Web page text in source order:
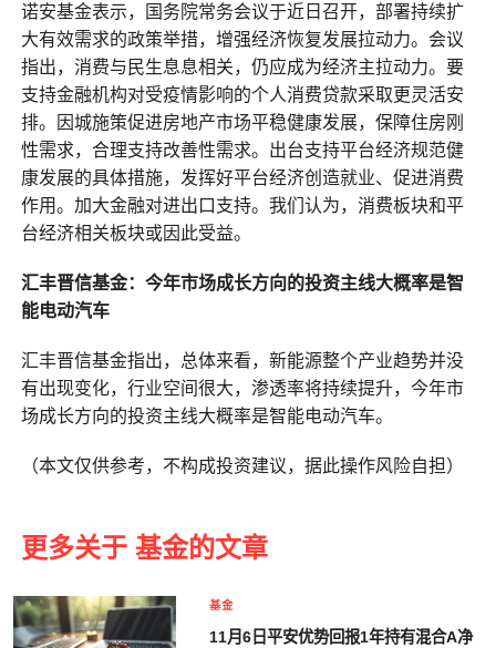
诺安基金表示，国务院常务会议于近日召开，部署持续扩
大有效需求的政策举措，增强经济恢复发展拉动力。会议
指出，消费与民生息息相关，仍应成为经济主拉动力。要
支持金融机构对受疫情影响的个人消费贷款采取更灵活安
排。因城施策促进房地产市场平稳健康发展，保障住房刚
性需求，合理支持改善性需求。出台支持平台经济规范健
康发展的具体措施，发挥好平台经济创造就业、促进消费
作用。加大金融对进出口支持。我们认为，消费板块和平
台经济相关板块或因此受益。
汇丰晋信基金：今年市场成长方向的投资主线大概率是智
能电动汽车
汇丰晋信基金指出，总体来看，新能源整个产业趋势并没
有出现变化，行业空间很大，渗透率将持续提升，今年市
场成长方向的投资主线大概率是智能电动汽车。
（本文仅供参考，不构成投资建议，据此操作风险自担）
更多关于 基金的文章
基金
11月6日平安优势回报1年持有混合A净